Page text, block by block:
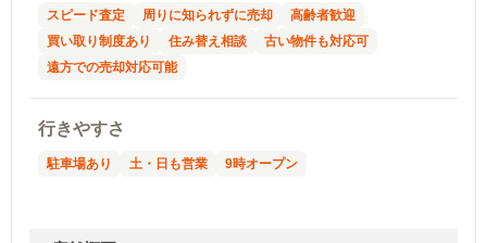
スピード査定 周りに知られずに売却
高齢者歓迎
買い取り制度あり
住み替え相談
古い物件も対応可
遠方での売却対応可能
行きやすさ
駐車場あり 土・日も営業 9時オープン